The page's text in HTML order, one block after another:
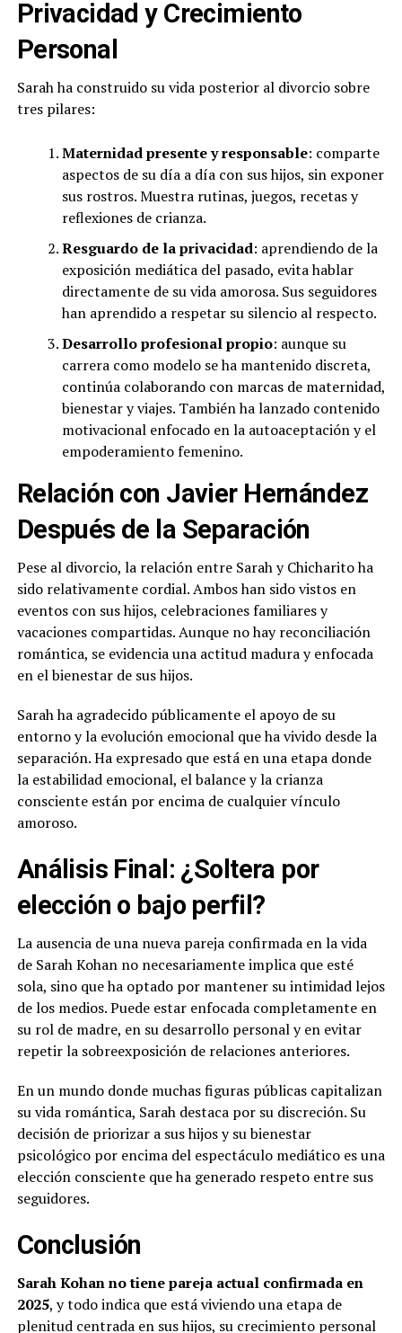
Privacidad y Crecimiento
Personal
Sarah ha construido su vida posterior al divorcio sobre
tres pilares:
Maternidad presente y responsable: comparte
aspectos de su día a día con sus hijos, sin exponer
sus rostros. Muestra rutinas, juegos, recetas y
reflexiones de crianza.
Resguardo de la privacidad: aprendiendo de la
exposición mediática del pasado, evita hablar
directamente de su vida amorosa. Sus seguidores
han aprendido a respetar su silencio al respecto.
Desarrollo profesional propio: aunque su
carrera como modelo se ha mantenido discreta,
continúa colaborando con marcas de maternidad,
bienestar y viajes. También ha lanzado contenido
motivacional enfocado en la autoaceptación y el
empoderamiento femenino.
Relación con Javier Hernández
Después de la Separación
Pese al divorcio, la relación entre Sarah y Chicharito ha
sido relativamente cordial. Ambos han sido vistos en
eventos con sus hijos, celebraciones familiares y
vacaciones compartidas. Aunque no hay reconciliación
romántica, se evidencia una actitud madura y enfocada
en el bienestar de sus hijos.
Sarah ha agradecido públicamente el apoyo de su
entorno y la evolución emocional que ha vivido desde la
separación. Ha expresado que está en una etapa donde
la estabilidad emocional, el balance y la crianza
consciente están por encima de cualquier vínculo
amoroso.
Análisis Final: ¿Soltera por
elección o bajo perfil?
La ausencia de una nueva pareja confirmada en la vida
de Sarah Kohan no necesariamente implica que esté
sola, sino que ha optado por mantener su intimidad lejos
de los medios. Puede estar enfocada completamente en
su rol de madre, en su desarrollo personal y en evitar
repetir la sobreexposición de relaciones anteriores.
En un mundo donde muchas figuras públicas capitalizan
su vida romántica, Sarah destaca por su discreción. Su
decisión de priorizar a sus hijos y su bienestar
psicológico por encima del espectáculo mediático es una
elección consciente que ha generado respeto entre sus
seguidores.
Conclusión
Sarah Kohan no tiene pareja actual confirmada en
2025, y todo indica que está viviendo una etapa de
plenitud centrada en sus hijos, su crecimiento personal